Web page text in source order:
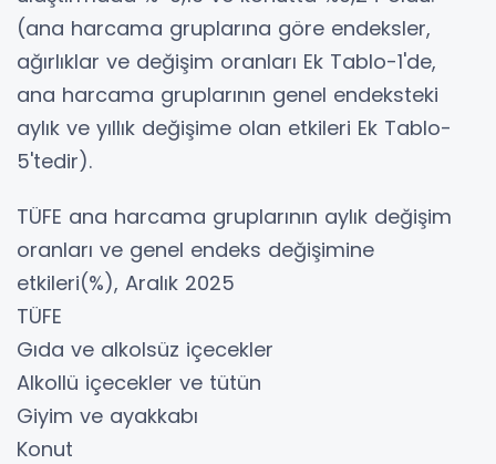
(ana harcama gruplarına göre endeksler,
ağırlıklar ve değişim oranları Ek Tablo-1'de,
ana harcama gruplarının genel endeksteki
aylık ve yıllık değişime olan etkileri Ek Tablo-
5'tedir).
TÜFE ana harcama gruplarının aylık değişim
oranları ve genel endeks değişimine
etkileri(%), Aralık 2025
TÜFE
Gıda ve alkolsüz içecekler
Alkollü içecekler ve tütün
Giyim ve ayakkabı
Konut